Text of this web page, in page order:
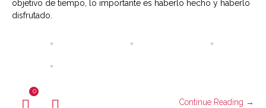
objetivo de tiempo, lo importante es haberlo hecho y haberlo
disfrutado.
0
Continue Reading →